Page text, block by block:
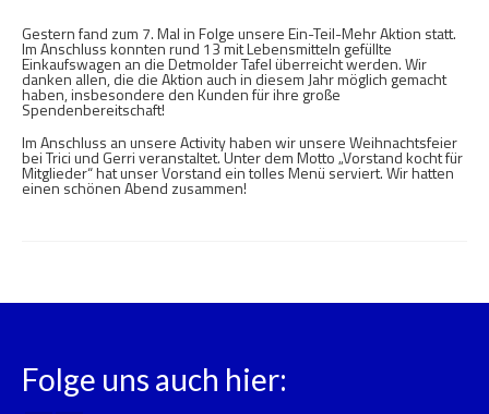
Gestern fand zum 7. Mal in Folge unsere Ein-Teil-Mehr Aktion statt.
Im Anschluss konnten rund 13 mit Lebensmitteln gefüllte
Einkaufswagen an die Detmolder Tafel überreicht werden. Wir
danken allen, die die Aktion auch in diesem Jahr möglich gemacht
haben, insbesondere den Kunden für ihre große
Spendenbereitschaft!
Im Anschluss an unsere Activity haben wir unsere Weihnachtsfeier
bei Trici und Gerri veranstaltet. Unter dem Motto „Vorstand kocht für
Mitglieder“ hat unser Vorstand ein tolles Menü serviert. Wir hatten
einen schönen Abend zusammen!
Folge uns auch hier: